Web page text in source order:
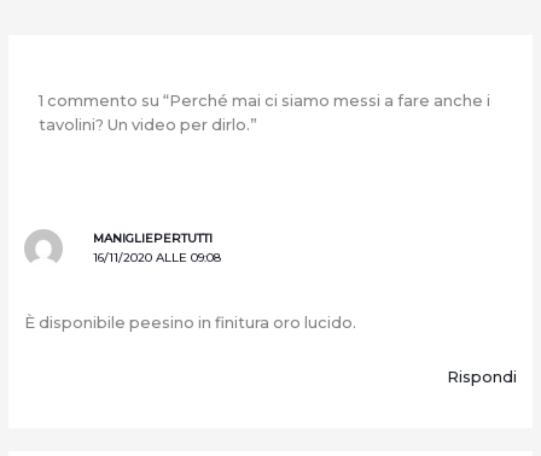
1 commento su “Perché mai ci siamo messi a fare anche i
tavolini? Un video per dirlo.”
MANIGLIEPERTUTTI
16/11/2020 ALLE 09:08
È disponibile peesino іn finitura oro lucido.
Rispondi